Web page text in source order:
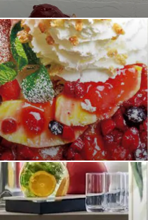
ロベリーミルクが大人気で
く、広々とした店内でイー
様の送り迎え帰りに、女子
愛いハワイアンスイーツが
ンケーキや、カラフルなシ
瞬間に撮影タイムが始まる